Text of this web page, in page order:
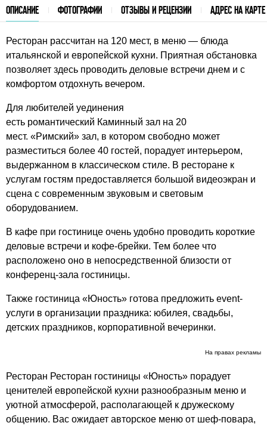
ОПИСАНИЕ ФОТОГРАФИИ ОТЗЫВЫ И РЕЦЕНЗИИ АДРЕС НА КАРТЕ
Ресторан рассчитан на 120 мест, в меню — блюда
итальянской и европейской кухни. Приятная обстановка
позволяет здесь проводить деловые встречи днем и с
комфортом отдохнуть вечером.
Для любителей уединения
есть романтический Каминный зал на 20
мест. «Римский» зал, в котором свободно может
разместиться более 40 гостей, порадует интерьером,
выдержанном в классическом стиле. В ресторане к
услугам гостям предоставляется большой видеоэкран и
сцена с современным звуковым и световым
оборудованием.
В кафе при гостинице очень удобно проводить короткие
деловые встречи и кофе-брейки. Тем более что
расположено оно в непосредственной близости от
конференц-зала гостиницы.
Также гостиница «Юность» готова предложить event-
услуги в организации праздника: юбилея, свадьбы,
детских праздников, корпоративной вечеринки.
На правах рекламы
Ресторан Ресторан гостиницы «Юность» порадует
ценителей европейской кухни разнообразным меню и
уютной атмосферой, располагающей к дружескому
общению. Вас ожидает авторское меню от шеф-повара,